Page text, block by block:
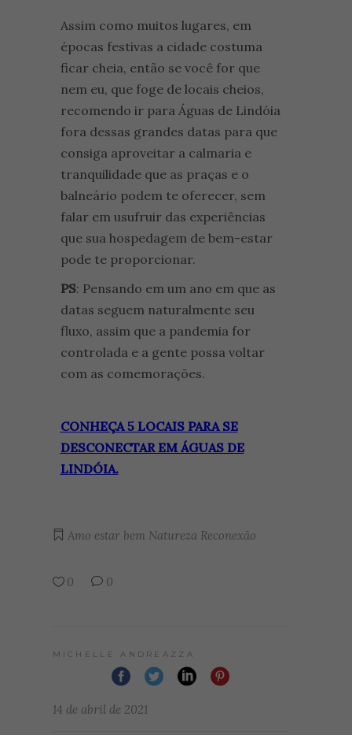
Assim como muitos lugares, em
épocas festivas a cidade costuma
ficar cheia, então se você for que
nem eu, que foge de locais cheios,
recomendo ir para Águas de Lindóia
fora dessas grandes datas para que
consiga aproveitar a calmaria e
tranquilidade que as praças e o
balneário podem te oferecer, sem
falar em usufruir das experiências
que sua hospedagem de bem-estar
pode te proporcionar.
PS: Pensando em um ano em que as
datas seguem naturalmente seu
fluxo, assim que a pandemia for
controlada e a gente possa voltar
com as comemorações.
CONHEÇA 5 LOCAIS PARA SE
DESCONECTAR EM ÁGUAS DE
LINDÓIA.
Amo estar bem Natureza Reconexão
0 0
MICHELLE ANDREAZZA
14 de abril de 2021